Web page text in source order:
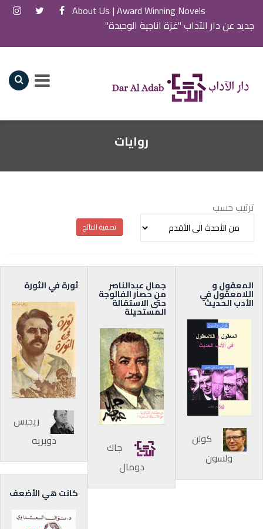
Award Winning Novels |
About Us
جديد عن دار الآداب "غزة اناجية الوحيدة"
روايات
ترتيب حسب
تصفية النتائج
المعقول و
اللامعقول في
الأدب الحديث
كولن
ولسون
جمال عبدالناصر
من حصار الفالوجة
حتى الاستقالة
المستحيلة
جاك
دومال
ثورة في الثورة
ريجيس
دوبريه
كانت هي الأضعف